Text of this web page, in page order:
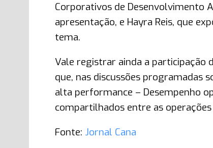
Corporativos de Desenvolvimento
apresentação, e Hayra Reis, que
tema.
Vale registrar ainda a participação
que, nas discussões programadas
alta performance – Desempenho
compartilhados entre as operações
Fonte: Jornal Cana